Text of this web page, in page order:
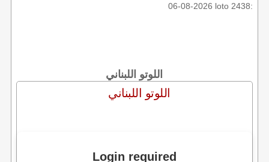
2026-08-06 loto 2438:
اللوتو اللبناني
اللوتو اللبناني
Login required